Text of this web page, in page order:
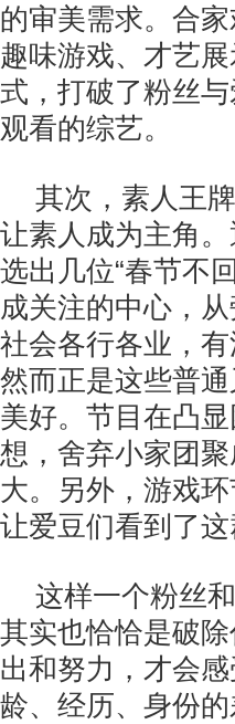
的审美需求。合
趣味游戏、才艺
式，打破了粉丝
观看的综艺。
其次，素人王
让素人成为主角
选出几位“春节不
成关注的中心，
社会各行各业，
然而正是这些普
美好。节目在凸
想，舍弃小家团
大。另外，游戏
让爱豆们看到了
这样一个粉丝
其实也恰恰是破
出和努力，才会
龄、经历、身份